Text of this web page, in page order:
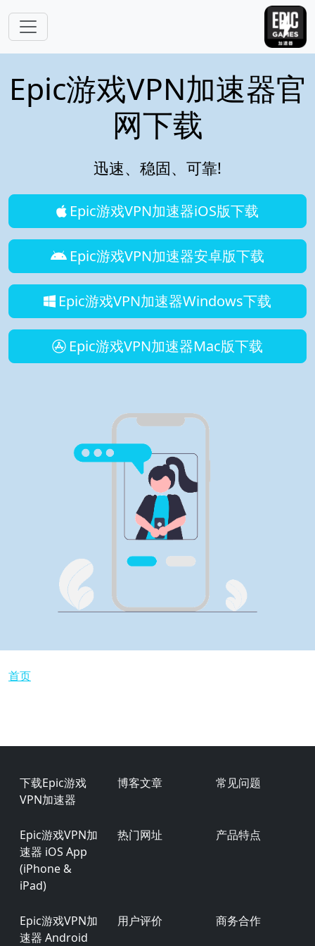
Epic游戏VPN加速器官
网下载
迅速、稳固、可靠!
Epic游戏VPN加速器iOS版下载
Epic游戏VPN加速器安卓版下载
Epic游戏VPN加速器Windows下载
Epic游戏VPN加速器Mac版下载
面包屑
首页
Footer
下载Epic游戏
VPN加速器
博客文章 常见问题
Epic游戏VPN加
速器 iOS App
(iPhone &
iPad)
热门网址 产品特点
Epic游戏VPN加
速器 Android
用户评价 商务合作